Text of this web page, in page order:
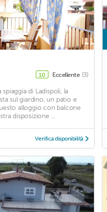
10 Eccellente (3)
di Ladispoli, la
sul giardino, un patio e
alloggio con balcone
disposizione ...
Verifica disponibilità